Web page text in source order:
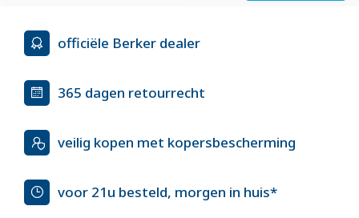
officiële Berker dealer
365 dagen retourrecht
veilig kopen met kopersbescherming
voor 21u besteld, morgen in huis*